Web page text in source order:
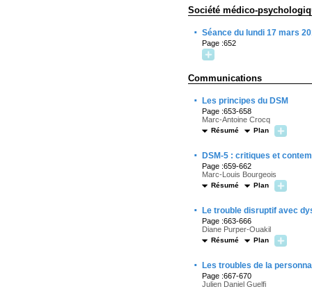
Société médico-
· Séance du lundi 17 mars
Page :652
Communications
· Les principes du DSM
Page :653-658
Marc-Antoine Crocq
Résumé Plan
· DSM-5 : critiques et
Page :659-662
Marc-Louis Bourgeois
Résumé Plan
· Le trouble disruptif avec
Page :663-666
Diane Purper-Ouakil
Résumé Plan
· Les troubles de la
Page :667-670
Julien Daniel Guelfi